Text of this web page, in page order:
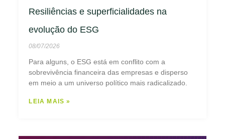
Resiliências e superficialidades na
evolução do ESG
08/07/2026
Para alguns, o ESG está em conflito com a
sobrevivência financeira das empresas e disperso
em meio a um universo político mais radicalizado.
LEIA MAIS »